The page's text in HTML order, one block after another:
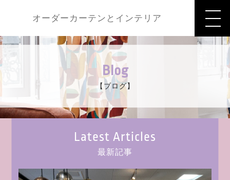
オーダーカーテンとインテリア
Blog
【ブログ】
Latest Articles
最新記事